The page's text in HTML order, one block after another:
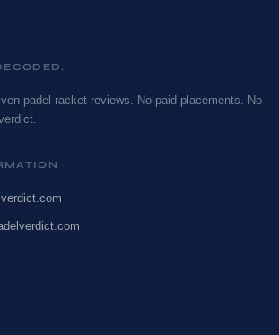
padel racket reviews. No paid placements. No